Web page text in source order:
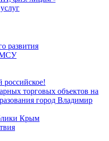
развития
российское!
торговых объектов на
город Владимир
Крым